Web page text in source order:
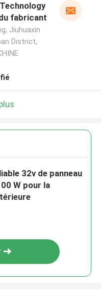
fabricant
Jiuhuaxin
District,
32v de panneau
W pour la